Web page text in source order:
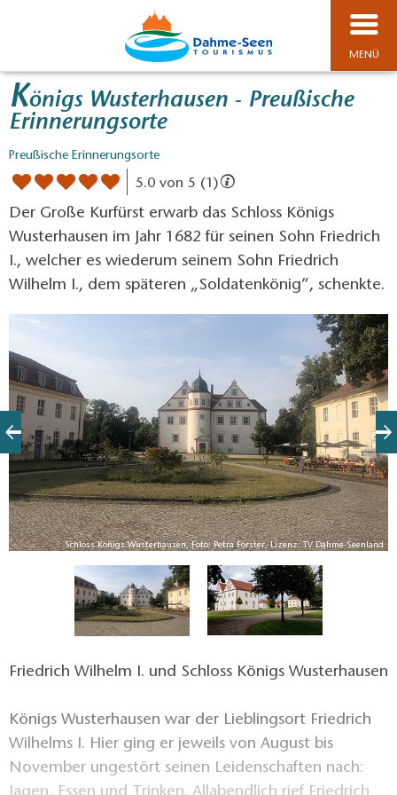
MENÜ
Königs Wusterhausen - Preußische
Erinnerungsorte
Preußische Erinnerungsorte
5.0 von 5 (1)
Der Große Kurfürst erwarb das Schloss Königs
Wusterhausen im Jahr 1682 für seinen Sohn Friedrich
I., welcher es wiederum seinem Sohn Friedrich
Wilhelm I., dem späteren „Soldatenkönig”, schenkte.
Schloss Königs Wusterhausen, Foto: Petra Förster, Lizenz: TV Dahme-Seenland
Friedrich Wilhelm I. und Schloss Königs Wusterhausen
Königs Wusterhausen war der Lieblingsort Friedrich
Wilhelms I. Hier ging er jeweils von August bis
November ungestört seinen Leidenschaften nach: